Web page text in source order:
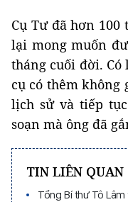
Cụ Tư đã hơn
lại mong muốn
tháng cuối đời.
cụ có thêm
lịch sử và tiếp
soạn mà ông đã
TIN LIÊN QUAN
Tổng Bí thư Tô